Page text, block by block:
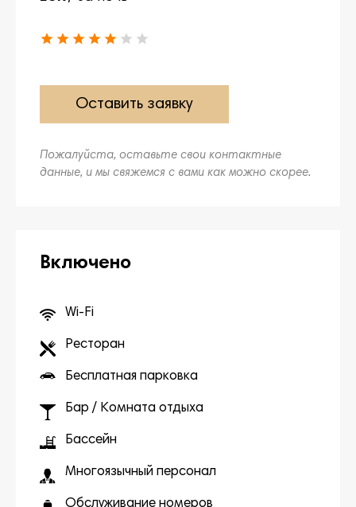
Оставить заявку
Пожалуйста, оставьте свои контактные
данные, и мы свяжемся с вами как можно скорее.
Включено
Wi-Fi
Ресторан
Бесплатная парковка
Бар / Комната отдыха
Бассейн
Многоязычный персонал